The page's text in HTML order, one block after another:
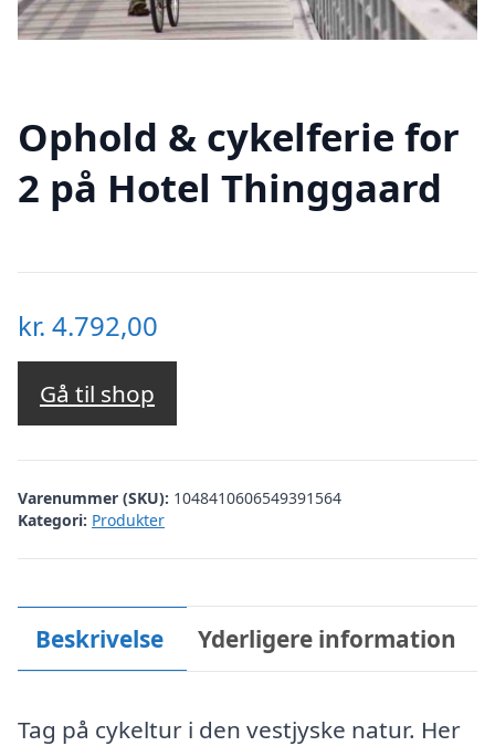
Ophold & cykelferie for
2 på Hotel Thinggaard
kr. 4.792,00
Gå til shop
Varenummer (SKU): 1048410606549391564
Kategori: Produkter
Beskrivelse Yderligere information
Tag på cykeltur i den vestjyske natur. Her